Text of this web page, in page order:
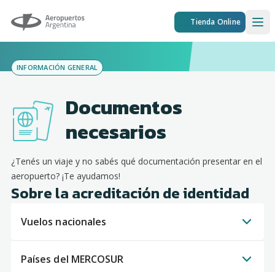
Aeropuertos Argentina Tienda Online
INFORMACIÓN GENERAL
Documentos
necesarios
¿Tenés un viaje y no sabés qué documentación presentar en el
aeropuerto? ¡Te ayudamos!
Sobre la acreditación de identidad
Vuelos nacionales
Países del MERCOSUR